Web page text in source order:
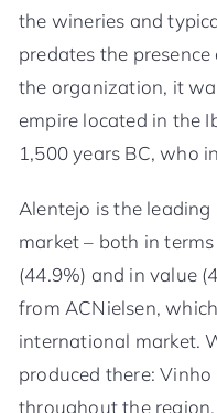
the wineries and
predates the
the organization, it
empire located in the
1,500 years BC, who
Alentejo is the
market – both in
(44.9%) and in value
from ACNielsen,
international market.
produced there:
throughout the